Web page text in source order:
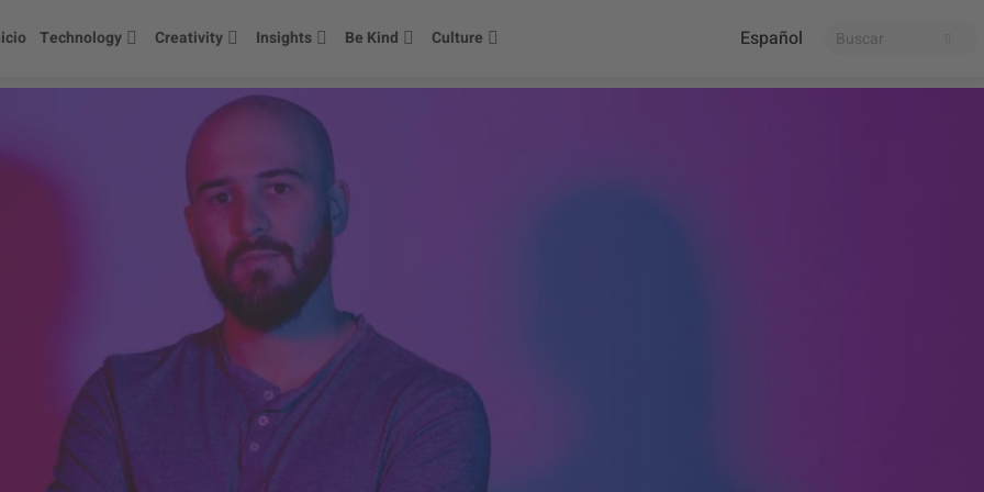
Technology Creativity Insights Be Kind Culture Español